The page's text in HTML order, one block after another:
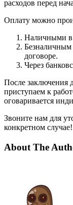
расходов перед
Оплату можно
Наличными в
Безналичным
договоре.
Через
После заключения
приступаем к
оговаривается
Звоните нам для
конкретном случае!
About The